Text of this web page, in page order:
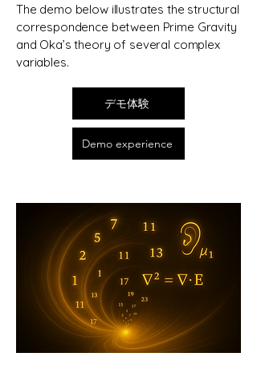
The demo below illustrates the structural
correspondence between Prime Gravity
and Oka’s theory of several complex
variables.
デモ体験
Demo experience